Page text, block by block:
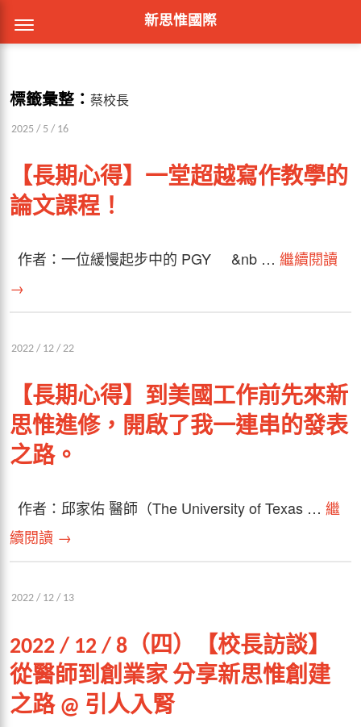
新思惟國際
標籤彙整： 蔡校長
2025 / 5 / 16
【長期心得】一堂超越寫作教學的
論文課程！
作者：一位緩慢起步中的 PGY &nb … 繼續閱讀
→
2022 / 12 / 22
【長期心得】到美國工作前先來新
思惟進修，開啟了我一連串的發表
之路。
作者：邱家佑 醫師（The University of Texas … 繼
續閱讀 →
2022 / 12 / 13
2022 / 12 / 8（四）【校長訪談】
從醫師到創業家 分享新思惟創建
之路 @ 引人入腎